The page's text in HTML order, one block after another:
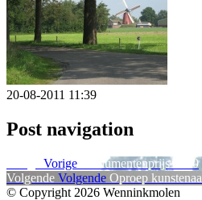
20-08-2011 11:39
Post navigation
Vorige
Monumentenprijs 2010
Volgende Volgende Oproep
© Copyright 2026 Wenninkmolen